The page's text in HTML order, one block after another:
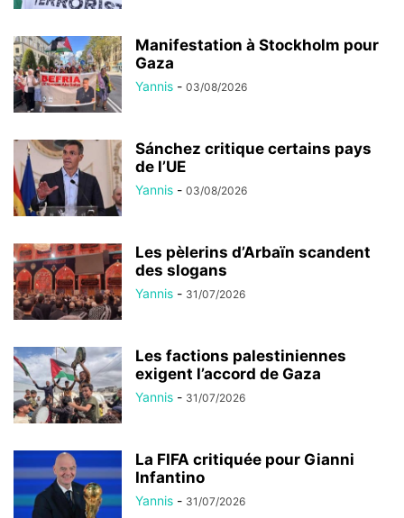
Manifestation à Stockholm pour
Gaza
Yannis - 03/08/2026
Sánchez critique certains pays
de l’UE
Yannis - 03/08/2026
Les pèlerins d’Arbaïn scandent
des slogans
Yannis - 31/07/2026
Les factions palestiniennes
exigent l’accord de Gaza
Yannis - 31/07/2026
La FIFA critiquée pour Gianni
Infantino
Yannis - 31/07/2026